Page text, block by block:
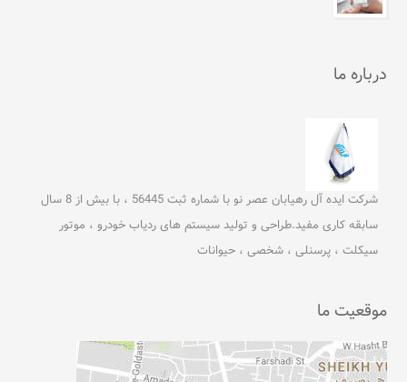
درباره ما
شرکت ایده آل رهیابان عصر نو با شماره ثبت 56445 ، با بیش از 8 سال
سابقه کاری مفید.طراحی و تولید سیستم های ردیاب خودرو ، موتور
سیکلت ، پرسنلی ، شخصی ، حیوانات
موقعیت ما